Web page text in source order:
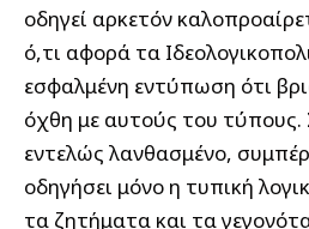
οδηγεί αρκετόν
ό,τι αφορά τα
εσφαλμένη εντύπωση ότι
όχθη με αυτούς του τύπους.
εντελώς λανθασμένο,
οδηγήσει μόνο η τυπική
τα ζητήματα και τα